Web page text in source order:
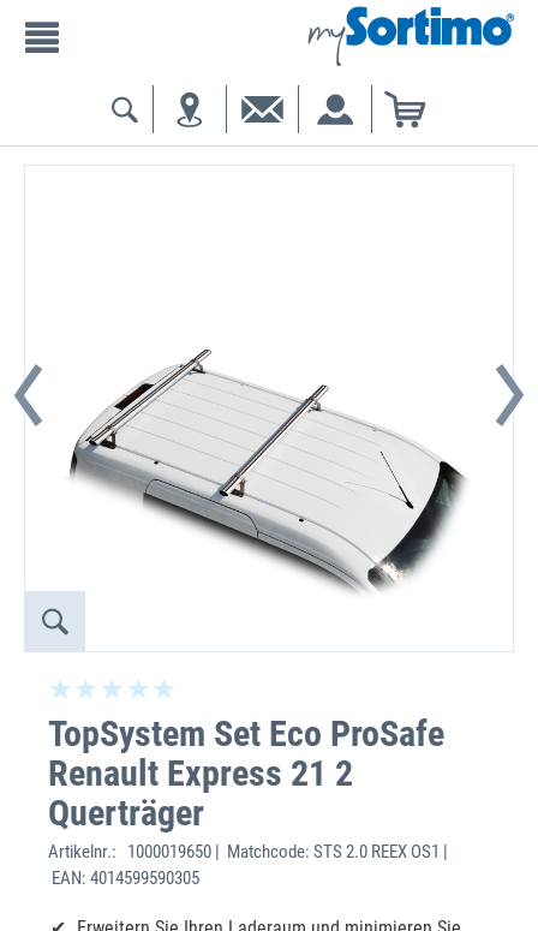
TopSystem Set Eco ProSafe
Renault Express 21 2
Querträger
Artikelnr.:
1000019650 | Matchcode: STS 2.0 REEX OS1 |
EAN: 4014599590305